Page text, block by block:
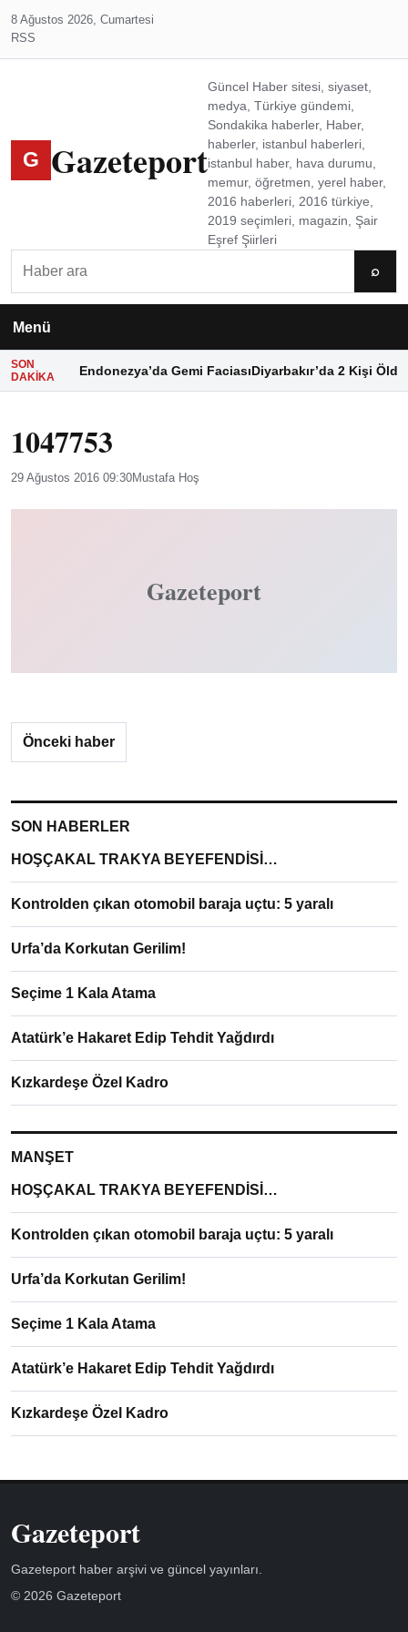
8 Ağustos 2026, Cumartesi
RSS
G Gazeteport
Güncel Haber sitesi, siyaset,
medya, Türkiye gündemi,
Sondakika haberler, Haber,
haberler, istanbul haberleri,
istanbul haber, hava durumu,
memur, öğretmen, yerel haber,
2016 haberleri, 2016 türkiye,
2019 seçimleri, magazin, Şair
Eşref Şiirleri
⌕
Menü
SON
DAKIKA
Endonezya’da Gemi FaciasıDiyarbakır’da 2 Kişi Öldü
1047753
29 Ağustos 2016 09:30Mustafa Hoş
Gazeteport
Önceki haber
SON HABERLER
HOŞÇAKAL TRAKYA BEYEFENDİSİ…
Kontrolden çıkan otomobil baraja uçtu: 5 yaralı
Urfa’da Korkutan Gerilim!
Seçime 1 Kala Atama
Atatürk’e Hakaret Edip Tehdit Yağdırdı
Kızkardeşe Özel Kadro
MANŞET
HOŞÇAKAL TRAKYA BEYEFENDİSİ…
Kontrolden çıkan otomobil baraja uçtu: 5 yaralı
Urfa’da Korkutan Gerilim!
Seçime 1 Kala Atama
Atatürk’e Hakaret Edip Tehdit Yağdırdı
Kızkardeşe Özel Kadro
Gazeteport
Gazeteport haber arşivi ve güncel yayınları.
© 2026 Gazeteport